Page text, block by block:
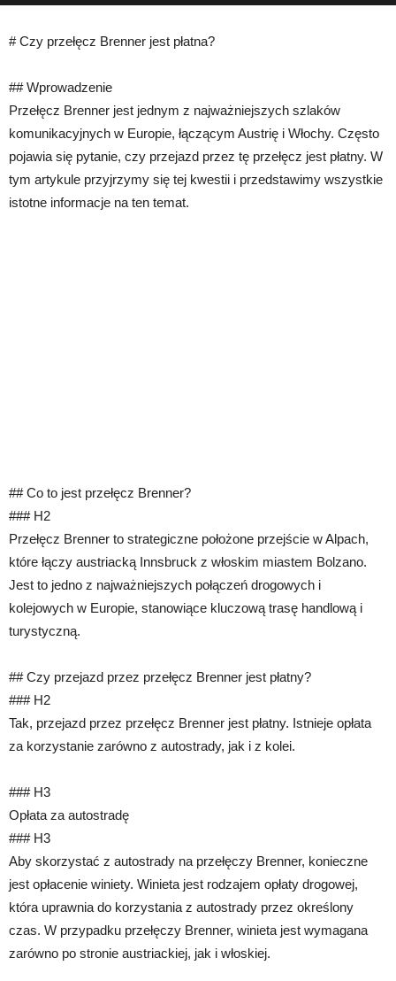
# Czy przełęcz Brenner jest płatna?
## Wprowadzenie
Przełęcz Brenner jest jednym z najważniejszych szlaków
komunikacyjnych w Europie, łączącym Austrię i Włochy. Często
pojawia się pytanie, czy przejazd przez tę przełęcz jest płatny. W
tym artykule przyjrzymy się tej kwestii i przedstawimy wszystkie
istotne informacje na ten temat.
## Co to jest przełęcz Brenner?
### H2
Przełęcz Brenner to strategiczne położone przejście w Alpach,
które łączy austriacką Innsbruck z włoskim miastem Bolzano.
Jest to jedno z najważniejszych połączeń drogowych i
kolejowych w Europie, stanowiące kluczową trasę handlową i
turystyczną.
## Czy przejazd przez przełęcz Brenner jest płatny?
### H2
Tak, przejazd przez przełęcz Brenner jest płatny. Istnieje opłata
za korzystanie zarówno z autostrady, jak i z kolei.
### H3
Opłata za autostradę
### H3
Aby skorzystać z autostrady na przełęczy Brenner, konieczne
jest opłacenie winiety. Winieta jest rodzajem opłaty drogowej,
która uprawnia do korzystania z autostrady przez określony
czas. W przypadku przełęczy Brenner, winieta jest wymagana
zarówno po stronie austriackiej, jak i włoskiej.